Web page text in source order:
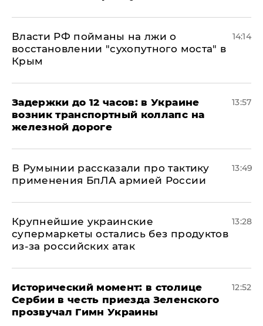
Власти РФ пойманы на лжи о
восстановлении "сухопутного моста" в
Крым
14:14
Задержки до 12 часов: в Украине
возник транспортный коллапс на
железной дороге
13:57
В Румынии рассказали про тактику
применения БпЛА армией России
13:49
Крупнейшие украинские
супермаркеты остались без продуктов
из-за российских атак
13:28
Исторический момент: в столице
Сербии в честь приезда Зеленского
прозвучал Гимн Украины
12:52